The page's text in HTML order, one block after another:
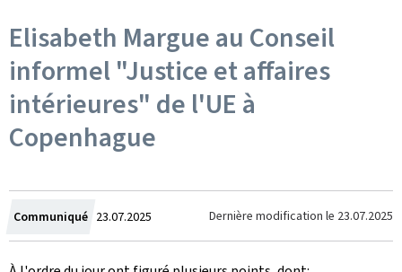
Elisabeth Margue au Conseil
informel "Justice et affaires
intérieures" de l'UE à
Copenhague
Communiqué Crée
le
23.07.2025 Dernière modification le 23.07.2025